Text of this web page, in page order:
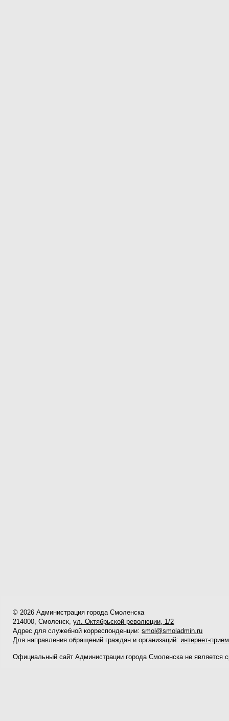
© 2026 Администрация города Смоленска
214000, Смоленск,ул. Октябрьской революции, 1/2
Адрес для служебной корреспонденции:smol@smoladmin.ru
Для направления обращений граждан и организаций: интернет-
Официальный сайт Администрации города Смоленска не является